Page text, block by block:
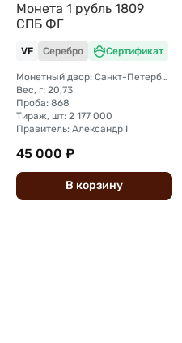
Монета 1 рубль 1809
СПБ ФГ
VF Серебро Сертификат
Монетный двор: Санкт-Петербургский монетный двор
Вес, г: 20,73
Проба: 868
Тираж, шт: 2 177 000
Правитель: Александр I
45 000 ₽
В корзину